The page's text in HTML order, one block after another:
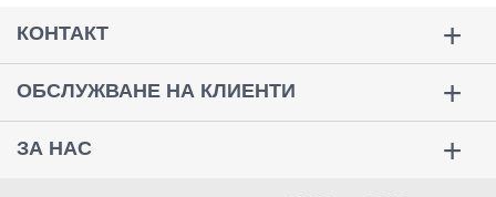
КОНТАКТ
ОБСЛУЖВАНЕ НА КЛИЕНТИ
ЗА НАС